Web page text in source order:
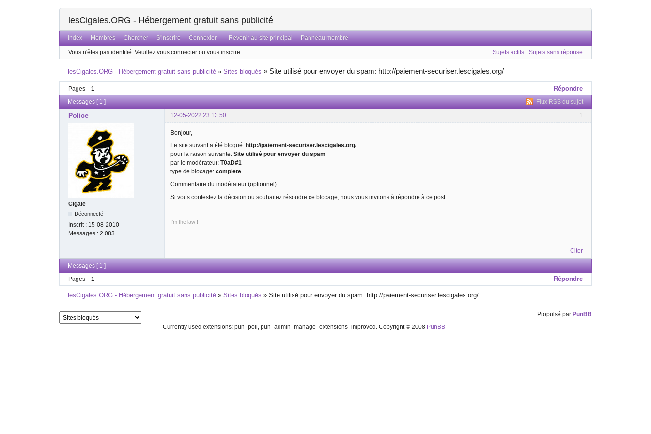
lesCigales.ORG - Hébergement gratuit sans publicité
Index Membres Chercher S'inscrire Connexion Revenir au site principal Panneau membre
Vous n'êtes pas identifié. Veuillez vous connecter ou vous inscrire. Sujets actifs Sujets sans réponse
lesCigales.ORG - Hébergement gratuit sans publicité »Sites bloqués » Site utilisé pour envoyer du spam: http://paiement-securiser.lescigales.org/
Pages 1 Répondre
Flux RSS du sujet
Messages [ 1 ]
1
Police 12-05-2022 23:13:50
Cigale
Déconnecté
Inscrit : 15-08-2010
Messages : 2.083
Bonjour,
Le site suivant a été bloqué: http://paiement-securiser.lescigales.org/
pour la raison suivante: Site utilisé pour envoyer du spam
par le modérateur: T0aD#1
type de blocage: complete
Commentaire du modérateur (optionnel):
Si vous contestez la décision ou souhaitez résoudre ce blocage, nous vous invitons à répondre à ce post.
I'm the law !
Citer
Messages [ 1 ]
Pages
1 Répondre
lesCigales.ORG - Hébergement gratuit sans publicité »Sites bloqués »Site utilisé pour envoyer du spam: http://paiement-securiser.lescigales.org/
Propulsé par PunBB
Currently used extensions: pun_poll, pun_admin_manage_extensions_improved. Copyright © 2008 PunBB